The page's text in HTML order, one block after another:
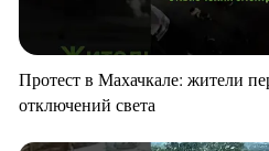
Протест в Махачкале: жители
отключений света